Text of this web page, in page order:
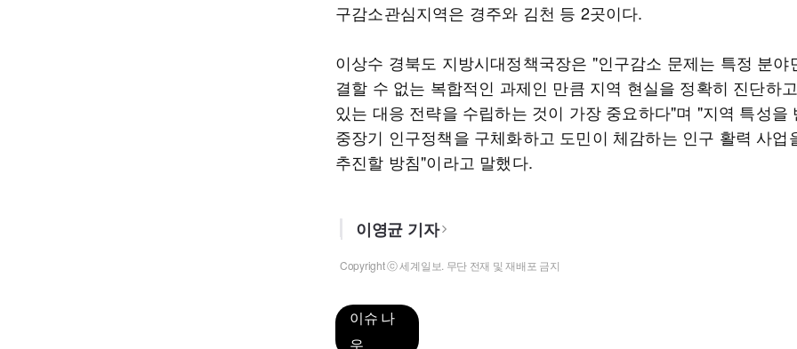
구감소관심지역은 경주와 김천 등 2곳이다.
이상수 경북도 지방시대정책국장은 "인구감소 문제는 특정 분야
결할 수 없는 복합적인 과제인 만큼 지역 현실을 정확히 진단하
있는 대응 전략을 수립하는 것이 가장 중요하다"며 "지역 특성을
중장기 인구정책을 구체화하고 도민이 체감하는 인구 활력 사업
추진할 방침"이라고 말했다.
이영균 기자
Copyright ⓒ 세계일보. 무단 전재 및 재배포 금지
이슈 나
우